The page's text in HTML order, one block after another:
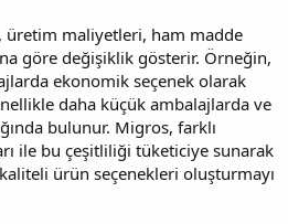
üretim maliyetleri, ham madde
göre değişiklik gösterir. Örneğin,
ekonomik seçenek olarak
daha küçük ambalajlarda ve
bulunur. Migros, farklı
ile bu çeşitliliği tüketiciye sunarak
ürün seçenekleri oluşturmayı